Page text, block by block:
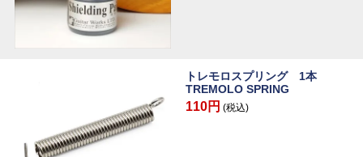
トレモロスプリング 1本
TREMOLO SPRING
110円 (税込)